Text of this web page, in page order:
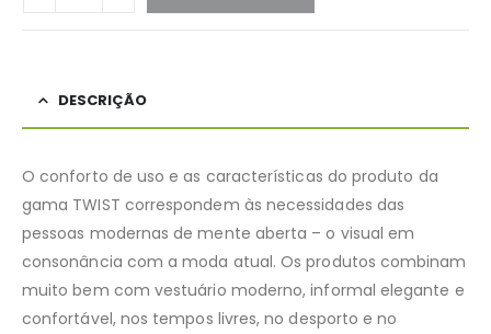
DESCRIÇÃO
O conforto de uso e as características do produto da
gama TWIST correspondem às necessidades das
pessoas modernas de mente aberta – o visual em
consonância com a moda atual. Os produtos combinam
muito bem com vestuário moderno, informal elegante e
confortável, nos tempos livres, no desporto e no